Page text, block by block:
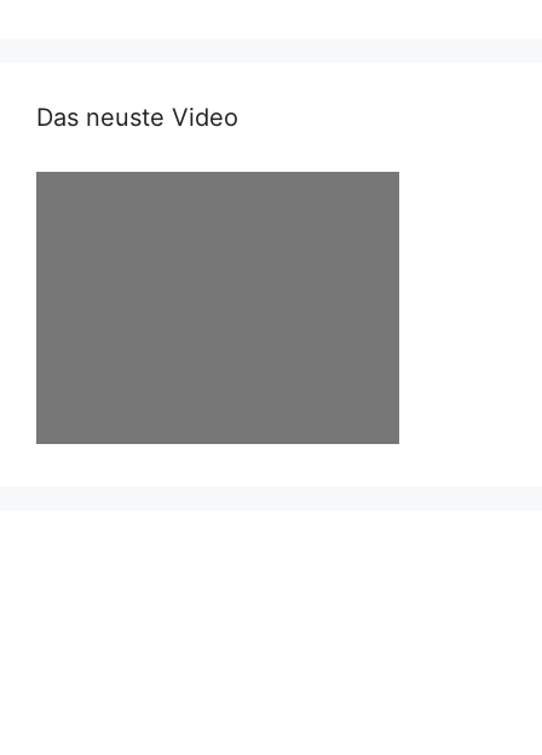
Das neuste Video